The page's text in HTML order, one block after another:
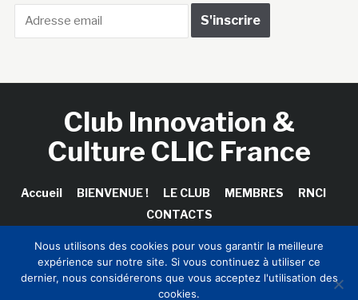
Club Innovation &
Culture CLIC France
Accueil BIENVENUE ! LE CLUB MEMBRES
RNCI
CONTACTS
Copyright © 2026 Club Innovation & Culture CLIC France /
Nous utilisons des cookies pour vous garantir la meilleure
expérience sur notre site. Si vous continuez à utiliser ce
dernier, nous considérerons que vous acceptez l'utilisation des
cookies.